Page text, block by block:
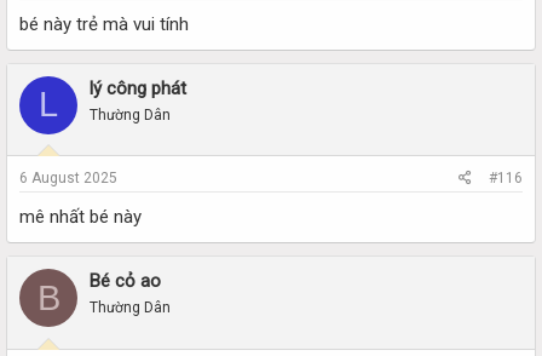
bé này trẻ mà vui tính
L lý công phát
Thường Dân
6 August 2025 #116
mê nhất bé này
B Bé cỏ ao
Thường Dân